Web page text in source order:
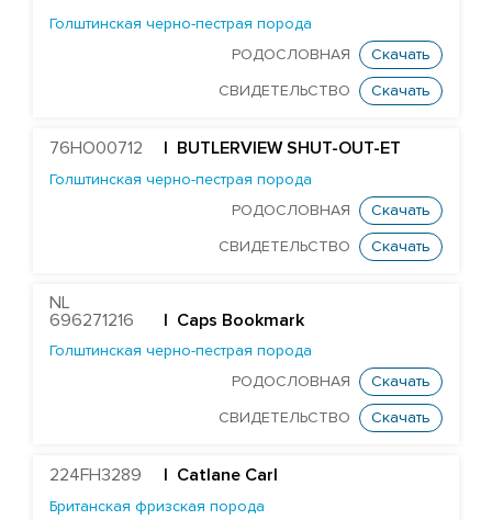
Farnear-Tr Mega-Show-TW
Джерсейская порода
Монбельярдская порода
Скандинавская-красная порода
Шортгорнская порода
Голштинская черно-пестрая порода
РОДОСЛОВНАЯ
Скачать
СВИДЕТЕЛЬСТВО Скачать
76HO00712 | BUTLERVIEW SHUT-OUT-ET
Голштинская черно-пестрая порода
РОДОСЛОВНАЯ
Скачать
СВИДЕТЕЛЬСТВО Скачать
NL
696271216
| Caps Bookmark
Голштинская черно-пестрая порода
РОДОСЛОВНАЯ
Скачать
СВИДЕТЕЛЬСТВО Скачать
224FH3289 | Catlane Carl
Британская фризская порода